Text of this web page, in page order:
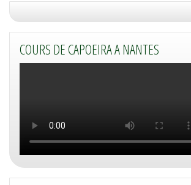
COURS DE CAPOEIRA A NANTES